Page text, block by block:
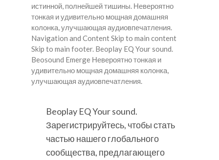
истинной, полнейшей тишины. Невероятно
тонкая и удивительно мощная домашняя
колонка, улучшающая аудиовпечатления.
Navigation and Content Skip to main content
Skip to main footer. Beoplay EQ Your sound.
Beosound Emerge Невероятно тонкая и
удивительно мощная домашняя колонка,
улучшающая аудиовпечатления.
Beoplay EQ Your sound.
Зарегистрируйтесь, чтобы стать
частью нашего глобального
сообщества, предлагающего